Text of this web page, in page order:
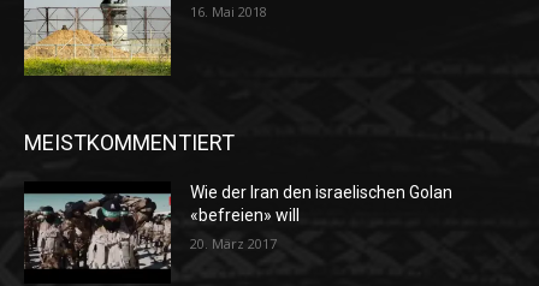
16. Mai 2018
MEISTKOMMENTIERT
Wie der Iran den israelischen Golan
«befreien» will
20. März 2017